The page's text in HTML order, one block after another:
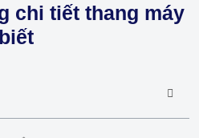
chi tiết thang máy